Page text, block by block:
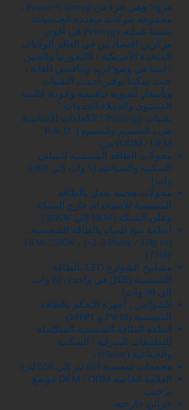
مزود؛ وهي جزء من Power-V Group ،
مجموعة شركات متعددة الجنسيات.
تضعنا عملية Pvinergy في أقوى
مركزين اقتصاديين في العالم الولايات
المتحدة الأمريكية / كاليفورنيا والصين
/ آسيا في وضع فريد وتنافسي للغاية ،
حيث يمكننا توفير أحدث التقنيات
وبأسعار آسيوية تنافسية وجودة عالمية
المستوى والعملاء الخدمات.
تقنيات Pvinergy ؛ الكفاءات الأساسية
هي ، التصميم والتصنيع (R & D ،
ODM / OEM) من:
محولات الطاقة الشمسية للمباني
السكنية والصناعية (5 وات إلى 1000
وات)
محولات هجينة تعمل بالطاقة
الشمسية للاستخدام خارج الشبكة
وعلى الشبكة (1KW إلى 30KW)
أنظمة ضخ المياه بالطاقة الشمسية ،
(1KW-75KW ، 1-2-3 Phase / 1Hp to
75HP)
مصابيح الشوارع LED بالطاقة
الشمسية (الكل في واحد) ، (8 وات
إلى 90 وات)
الشواحن ، أجهزة التحكم بالطاقة
الشمسية (PWM و MPPT)
أنظمة الطاقة الشمسية المتكاملة
للتطبيقات المنزلية / السكنية
والصناعية (iSolar) ،
مجمدات شمسية (60 لتر إلى 550 لتر)
العلامة الخاصة OEM / ODM موضع
ترحيب.
خزائن خارجية